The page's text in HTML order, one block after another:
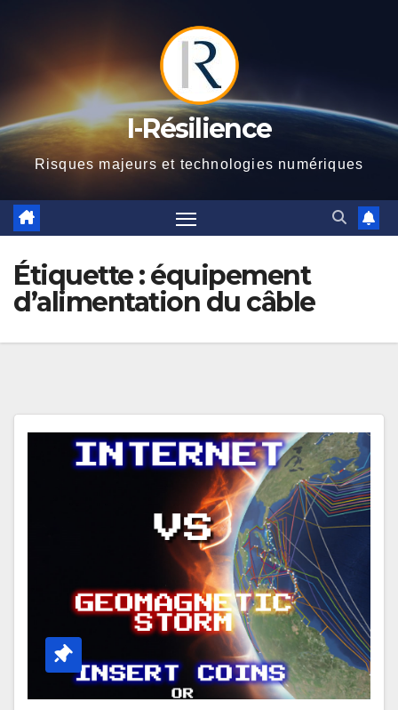
I-Résilience
Risques majeurs et technologies numériques
Étiquette :équipement
d’alimentation du câble